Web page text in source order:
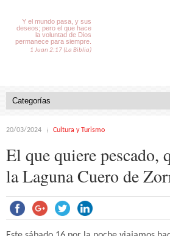
Y el mundo pasa, y sus
deseos; pero el que hace
la voluntad de Dios
permanece para siempre.
1 Juan 2:17 (La Biblia)
20/03/2024 Cultura y Turismo
El que quiere pescado,
la Laguna Cuero de